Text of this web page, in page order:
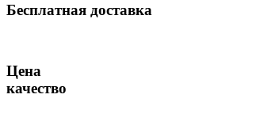
Бесплатная доставка
Цена
качество